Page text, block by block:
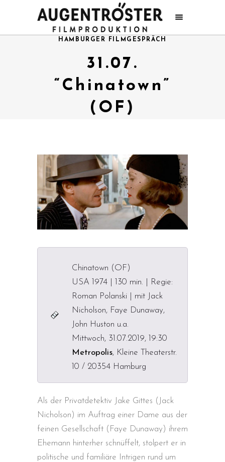
HAMBURGER FILMGESPRÄCH
31.07.
“Chinatown”
(OF)
Chinatown (OF)
USA 1974 | 130 min. | Regie:
Roman Polanski | mit Jack
Nicholson, Faye Dunaway,
John Huston u.a.
Mittwoch, 31.07.2019, 19:30
Metropolis, Kleine Theaterstr.
10 / 20354 Hamburg
Als der Privatdetektiv Jake Gittes (Jack
Nicholson) im Auftrag einer Dame aus der
feinen Gesellschaft (Faye Dunaway) ihrem
Ehemann hinterher schnüffelt, stolpert er in
politische und familiäre Intrigen rund um